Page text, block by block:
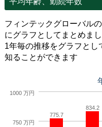
フィンテックグローバル
にグラフとしてまとめまし
1年毎の推移をグラフと
知ることができます
775.7
834.2
750 万円
1000 万円